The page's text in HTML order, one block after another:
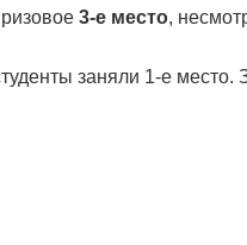
3-е место,
заняли 1-е место.